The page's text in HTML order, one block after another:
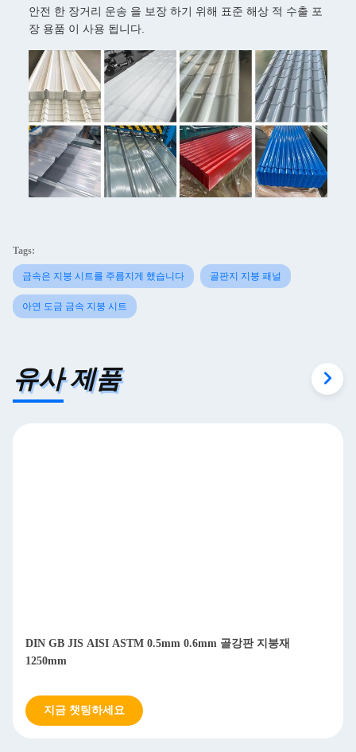
안전 한 장거리 운송 을 보장 하기 위해 표준 해상 적 수출 포
장 용품 이 사용 됩니다.
Tags:
금속은 지붕 시트를 주름지게 했습니다 골판지 지붕 패널
아연 도금 금속 지붕 시트
유사 제품
DIN GB JIS AISI ASTM 0.5mm 0.6mm 골강판 지붕재
1250mm
지금 챗팅하세요